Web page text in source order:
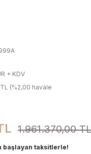
+ KDV
(%2,00 havale
1.961.370,00 TL
başlayan taksitlerle!